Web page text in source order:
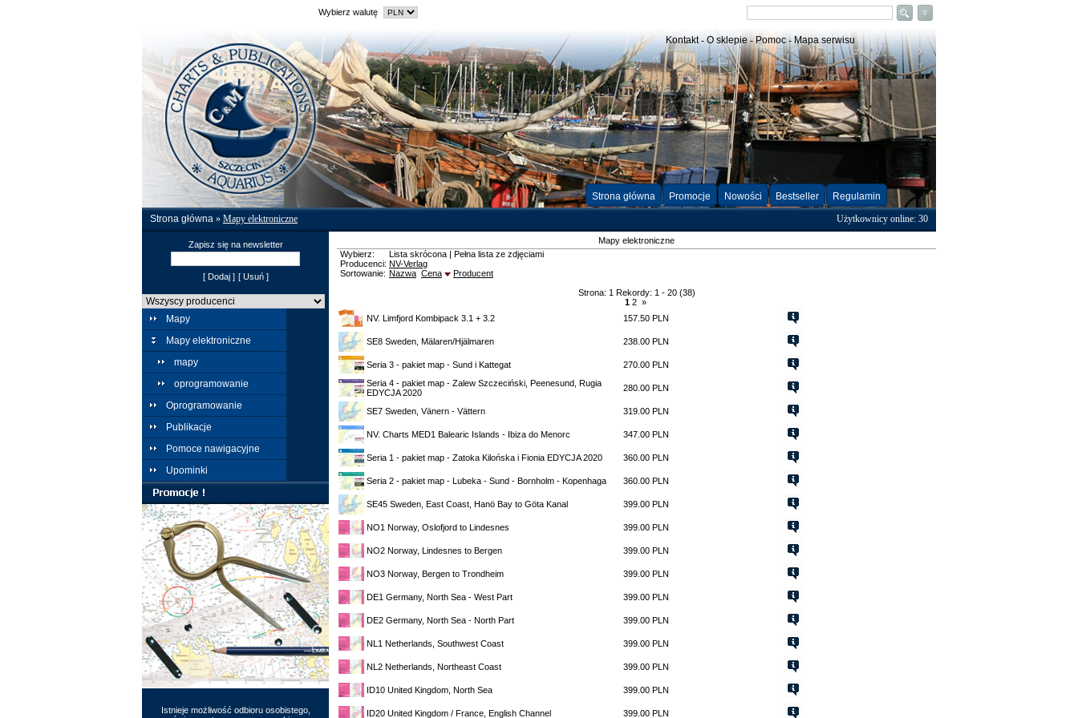
Wybierz walutę
Kontakt- O sklepie-Pomoc-Mapa serwisu
Strona główna Promocje Nowości Bestseller
Regulamin
Strona główna » Mapy elektroniczne Użytkownicy online: 30
Zapisz się na newsletter
[ Dodaj ] [ Usuń ]
Mapy
Mapy elektroniczne
mapy
oprogramowanie
Oprogramowanie
Publikacje
Pomoce nawigacyjne
Upominki
Istnieje możliwość odbioru osobistego,
Mapy elektroniczne
Wybierz:
Lista skrócona | Pełna lista ze zdjęciami
Producenci: NV-Verlag
Sortowanie: Nazwa Cena
Producent
Strona: 1 Rekordy: 1 - 20 (38)
1 2 »
NV. Limfjord Kombipack 3.1 + 3.2
157.50 PLN
SE8 Sweden, Mälaren/Hjälmaren 238.00 PLN
Seria 3 - pakiet map - Sund i Kattegat
270.00 PLN
Seria 4 - pakiet map - Zalew Szczeciński, Peenesund, Rugia
EDYCJA 2020
280.00 PLN
SE7 Sweden, Vänern - Vättern 319.00 PLN
NV. Charts MED1 Balearic Islands - Ibiza do Menorc 347.00 PLN
Seria 1 - pakiet map - Zatoka Kilońska i Fionia EDYCJA 2020 360.00 PLN
Seria 2 - pakiet map - Lubeka - Sund - Bornholm - Kopenhaga 360.00 PLN
SE45 Sweden, East Coast, Hanö Bay to Göta Kanal 399.00 PLN
NO1 Norway, Oslofjord to Lindesnes 399.00 PLN
NO2 Norway, Lindesnes to Bergen 399.00 PLN
NO3 Norway, Bergen to Trondheim 399.00 PLN
DE1 Germany, North Sea - West Part 399.00 PLN
DE2 Germany, North Sea - North Part 399.00 PLN
NL1 Netherlands, Southwest Coast 399.00 PLN
NL2 Netherlands, Northeast Coast 399.00 PLN
ID10 United Kingdom, North Sea 399.00 PLN
ID20 United Kingdom / France, English Channel 399.00 PLN